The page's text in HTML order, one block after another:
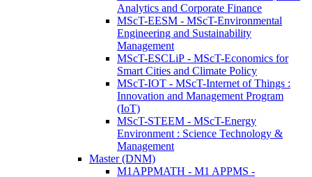
Analytics and Corporate Finance
MScT-EESM - MScT-Environmental
Engineering and Sustainability
Management
MScT-ESCLiP - MScT-Economics for
Smart Cities and Climate Policy
MScT-IOT - MScT-Internet of Things :
Innovation and Management Program
(IoT)
MScT-STEEM - MScT-Energy
Environment : Science Technology &
Management
Master (DNM)
M1APPMATH - M1 APPMS -